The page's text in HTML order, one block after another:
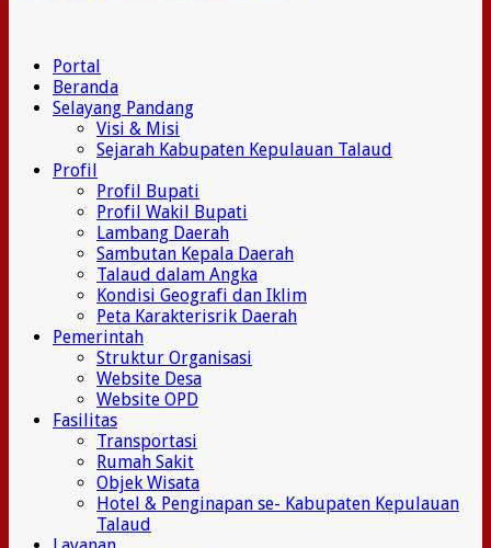
Portal
Beranda
Selayang Pandang
Visi & Misi
Sejarah Kabupaten Kepulauan Talaud
Profil
Profil Bupati
Profil Wakil Bupati
Lambang Daerah
Sambutan Kepala Daerah
Talaud dalam Angka
Kondisi Geografi dan Iklim
Peta Karakterisrik Daerah
Pemerintah
Struktur Organisasi
Website Desa
Website OPD
Fasilitas
Transportasi
Rumah Sakit
Objek Wisata
Hotel & Penginapan se- Kabupaten Kepulauan
Talaud